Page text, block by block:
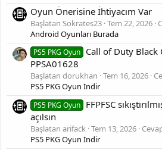
Oyun Önerisine İhtiyacım Var
Başlatan Sokrates23 Tem 22, 2026
Android Oyunları Burada
PS5 PKG Oyun Call of Duty Black
PPSA01628
Başlatan dorukhan Tem 16, 2026
PS5 PKG Oyun İndir
PS5 PKG Oyun FFPFSC
açılsın
Başlatan arifack Tem 13, 2026
PS5 PKG Oyun İndir